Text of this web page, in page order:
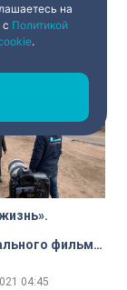
и блокады
Минута
блокады
фильма
04:45
на
Политикой
.